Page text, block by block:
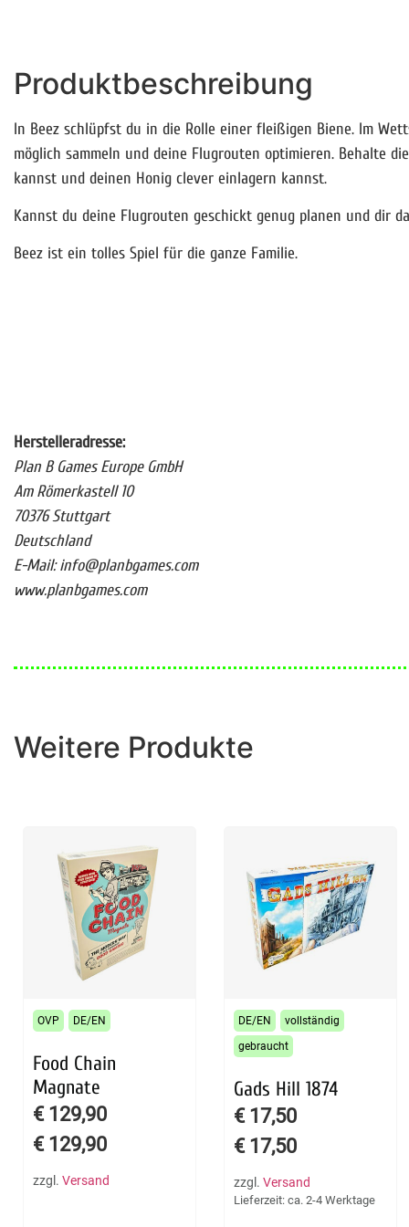
Produktbeschreibung
In Beez schlüpfst du in die Rolle einer fleißigen Biene. Im
möglich sammeln und deine Flugrouten optimieren. Behalte
kannst und deinen Honig clever einlagern kannst.
Kannst du deine Flugrouten geschickt genug planen und dir
Beez ist ein tolles Spiel für die ganze Familie.
Herstelleradresse:
Plan B Games Europe GmbH
Am Römerkastell 10
70376 Stuttgart
Deutschland
E-Mail: info@planbgames.com
www.planbgames.com
Weitere Produkte
Food Chain
Magnate
€ 129,90
€ 129,90
zzgl. Versand
OVP DE/EN
Gads Hill 1874
€ 17,50
€ 17,50
zzgl. Versand
Lieferzeit: ca. 2-4 Werktage
DE/EN
vollständig
gebraucht